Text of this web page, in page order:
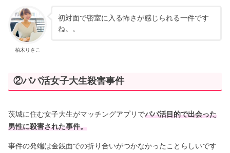
柏木りさこ
初対面で密室に入る怖さが感じられる一件です
ね。。
②パパ活女子大生殺害事件
茨城に住む女子大生がマッチングアプリでパパ活目的で出会った
男性に殺害された事件。
事件の発端は金銭面での折り合いがつかなかったことらしいです